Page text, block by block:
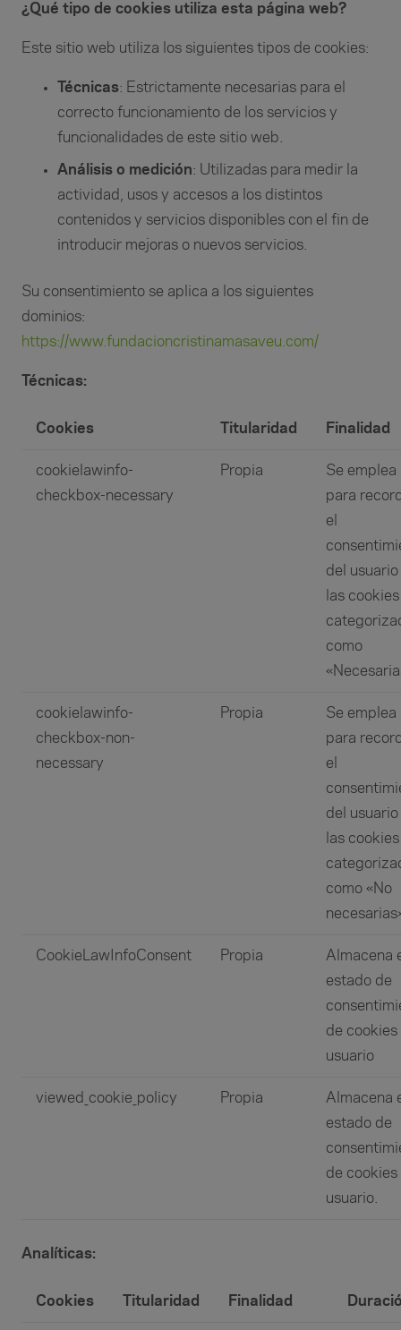
¿Qué tipo de cookies utiliza esta página web?
Este sitio web utiliza los siguientes tipos de cookies:
Técnicas: Estrictamente necesarias para el
correcto funcionamiento de los servicios y
funcionalidades de este sitio web.
Análisis o medición: Utilizadas para medir la
actividad, usos y accesos a los distintos
contenidos y servicios disponibles con el fin de
introducir mejoras o nuevos servicios.
Su consentimiento se aplica a los siguientes
dominios:
https://www.fundacioncristinamasaveu.com/
Técnicas:
Cookies Titularidad Finalidad
cookielawinfo-
checkbox-necessary
Propia
Se emplea
para
el
del usuario
las cookies
como
cookielawinfo-
checkbox-non-
necessary
Propia
Se emplea
para
el
del usuario
las cookies
como «No
CookieLawInfoConsent Propia
Almacena
estado de
de cookies
usuario
viewed_cookie_policy Propia
Almacena
estado de
de cookies
usuario.
Analíticas:
Cookies Titularidad Finalidad